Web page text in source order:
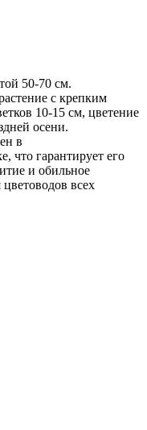
50-70 см.
с крепким
10-15 см, цветение
осени.
в
что гарантирует его
и обильное
всех